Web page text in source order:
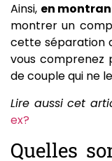
Ainsi, en
montrer un
cette séparation
vous comprenez
de couple qui ne
Lire aussi cet
ex?
Quelles